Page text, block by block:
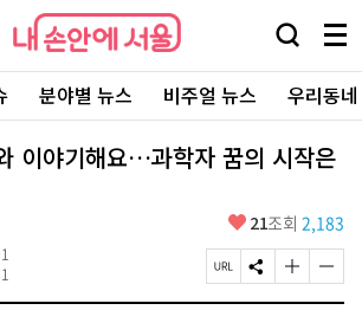
내
손
에
울
검
창
열
기
메
뉴
전
체
보
기
분야별 뉴스 비주얼 뉴스 우리동
이야기해요…과학자 꿈의 시작은
좋
요
21조회 2,183
페
이
S
N
글
자
글
자